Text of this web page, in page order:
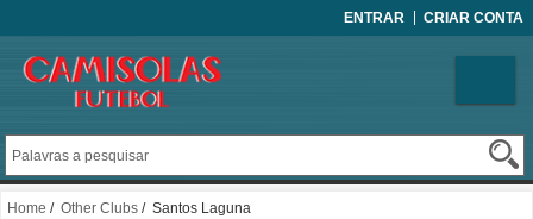
ENTRAR CRIAR CONTA
Home / Other Clubs / Santos Laguna